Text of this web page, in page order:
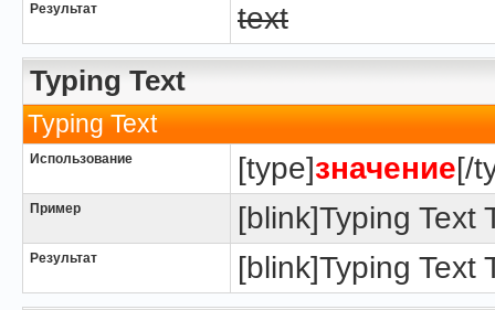
Результат text
Typing Text
Typing Text
Использование [type]значение[/
Пример [blink]Typing Text
Результат [blink]Typing Text